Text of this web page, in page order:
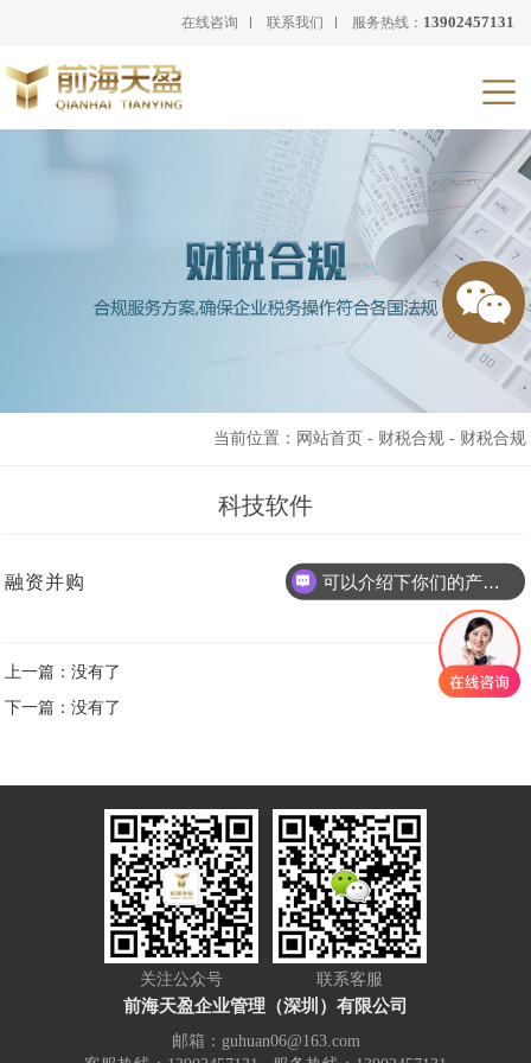
在线咨询 联系我们 服务热线： 13902457131
当前位置： 网站首页 - 财税合规- 财税合规
科技软件
融资并购
上一篇：没有了
下一篇：没有了
关注公众号 联系客服
前海天盈企业管理（深圳）有限公司
邮箱：guhuan06@163.com
可以介绍下你们的产品么